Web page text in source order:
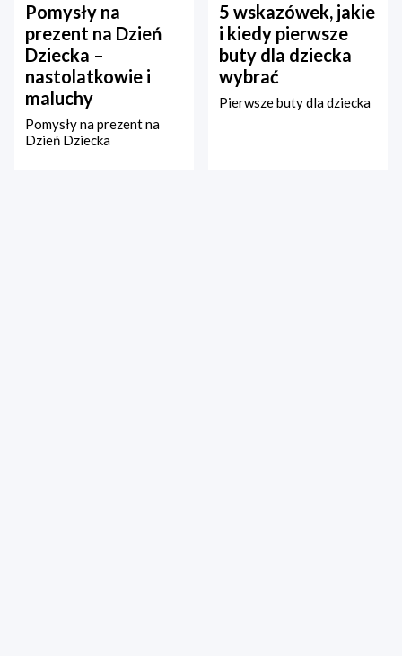
Pomysły na
prezent na Dzień
Dziecka –
nastolatkowie i
maluchy
Pomysły na prezent na
Dzień Dziecka
5 wskazówek, jakie
i kiedy pierwsze
buty dla dziecka
wybrać
Pierwsze buty dla dziecka